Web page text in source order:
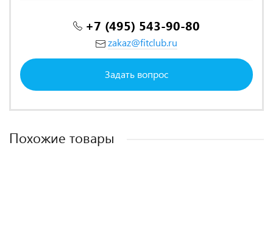
+7 (495) 543-90-80
zakaz@fitclub.ru
Задать вопрос
Похожие товары